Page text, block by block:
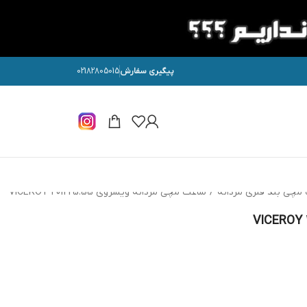
پیگیری سفارش02182805015
بند فلزی مردانه / ساعت مچی مردانه ویسروی VICEROY 401225.55